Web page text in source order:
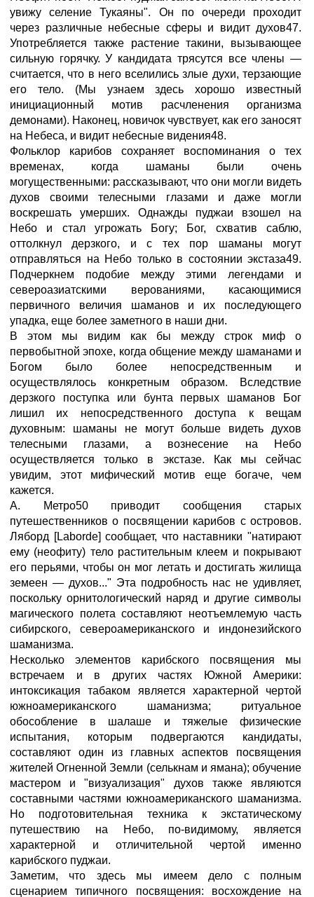
увижу селение Тукаяны". Он по очереди проходит
через различные небесные сферы и видит духов47.
Употребляется также растение такини, вызывающее
сильную горячку. У кандидата трясутся все члены —
считается, что в него вселились злые духи, терзающие
его тело. (Мы узнаем здесь хорошо известный
инициационный мотив расчленения организма
демонами). Наконец, новичок чувствует, как его заносят
на Небеса, и видит небесные видения48.
Фольклор карибов сохраняет воспоминания о тех
временах, когда шаманы были очень
могущественными: рассказывают, что они могли видеть
духов своими телесными глазами и даже могли
воскрешать умерших. Однажды пуджаи взошел на
Небо и стал угрожать Богу; Бог, схватив саблю,
оттолкнул дерзкого, и с тех пор шаманы могут
отправляться на Небо только в состоянии экстаза49.
Подчеркнем подобие между этими легендами и
североазиатскими верованиями, касающимися
первичного величия шаманов и их последующего
упадка, еще более заметного в наши дни.
В этом мы видим как бы между строк миф о
первобытной эпохе, когда общение между шаманами и
Богом было более непосредственным и
осуществлялось конкретным образом. Вследствие
дерзкого поступка или бунта первых шаманов Бог
лишил их непосредственного доступа к вещам
духовным: шаманы не могут больше видеть духов
телесными глазами, а вознесение на Небо
осуществляется только в экстазе. Как мы сейчас
увидим, этот мифический мотив еще богаче, чем
кажется.
А. Метро50 приводит сообщения старых
путешественников о посвящении карибов с островов.
Ляборд [Laborde] сообщает, что наставники "натирают
ему (неофиту) тело растительным клеем и покрывают
его перьями, чтобы он мог летать и достигать жилища
земеен — духов..." Эта подробность нас не удивляет,
поскольку орнитологический наряд и другие символы
магического полета составляют неотъемлемую часть
сибирского, североамериканского и индонезийского
шаманизма.
Несколько элементов карибского посвящения мы
встречаем и в других частях Южной Америки:
интоксикация табаком является характерной чертой
южноамериканского шаманизма; ритуальное
обособление в шалаше и тяжелые физические
испытания, которым подвергаются кандидаты,
составляют один из главных аспектов посвящения
жителей Огненной Земли (селькнам и ямана); обучение
мастером и "визуализация" духов также являются
составными частями южноамериканского шаманизма.
Но подготовительная техника к экстатическому
путешествию на Небо, по-видимому, является
характерной и отличительной чертой именно
карибского пуджаи.
Заметим, что здесь мы имеем дело с полным
сценарием типичного посвящения: восхождение на